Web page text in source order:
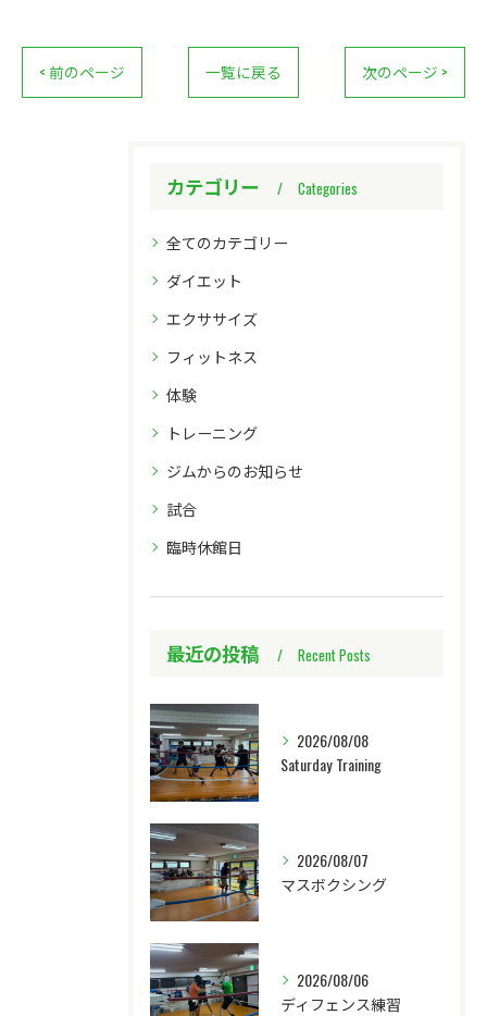
< 前のページ 一覧に戻る 次のページ >
カテゴリー Categories
全てのカテゴリー
ダイエット
エクササイズ
フィットネス
体験
トレーニング
ジムからのお知らせ
試合
臨時休館日
最近の投稿 Recent Posts
2026/08/08
Saturday Training
2026/08/07
マスボクシング
2026/08/06
ディフェンス練習